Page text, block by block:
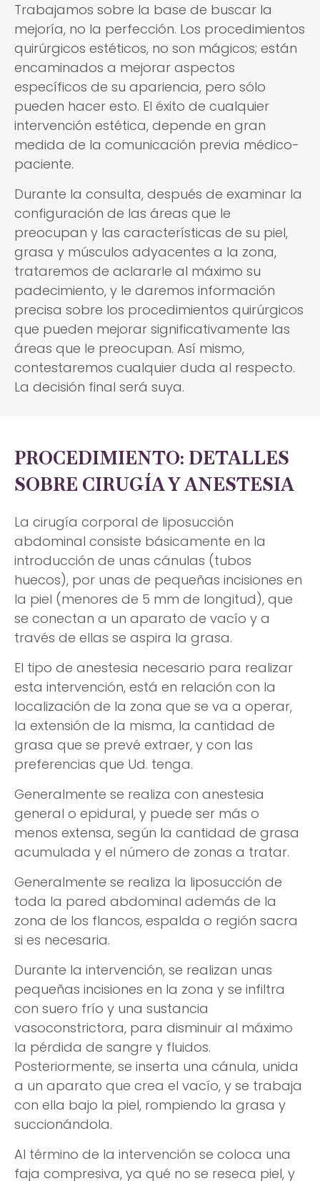
Trabajamos sobre la base de buscar la
mejoría, no la perfección. Los procedimientos
quirúrgicos estéticos, no son mágicos; están
encaminados a mejorar aspectos
específicos de su apariencia, pero sólo
pueden hacer esto. El éxito de cualquier
intervención estética, depende en gran
medida de la comunicación previa médico-
paciente.
Durante la consulta, después de examinar la
configuración de las áreas que le
preocupan y las características de su piel,
grasa y músculos adyacentes a la zona,
trataremos de aclararle al máximo su
padecimiento, y le daremos información
precisa sobre los procedimientos quirúrgicos
que pueden mejorar significativamente las
áreas que le preocupan. Así mismo,
contestaremos cualquier duda al respecto.
La decisión final será suya.
PROCEDIMIENTO: DETALLES
SOBRE CIRUGÍA Y ANESTESIA
La cirugía corporal de liposucción
abdominal consiste básicamente en la
introducción de unas cánulas (tubos
huecos), por unas de pequeñas incisiones en
la piel (menores de 5 mm de longitud), que
se conectan a un aparato de vacío y a
través de ellas se aspira la grasa.
El tipo de anestesia necesario para realizar
esta intervención, está en relación con la
localización de la zona que se va a operar,
la extensión de la misma, la cantidad de
grasa que se prevé extraer, y con las
preferencias que Ud. tenga.
Generalmente se realiza con anestesia
general o epidural, y puede ser más o
menos extensa, según la cantidad de grasa
acumulada y el número de zonas a tratar.
Generalmente se realiza la liposucción de
toda la pared abdominal además de la
zona de los flancos, espalda o región sacra
si es necesaria.
Durante la intervención, se realizan unas
pequeñas incisiones en la zona y se infiltra
con suero frío y una sustancia
vasoconstrictora, para disminuir al máximo
la pérdida de sangre y fluidos.
Posteriormente, se inserta una cánula, unida
a un aparato que crea el vacío, y se trabaja
con ella bajo la piel, rompiendo la grasa y
succionándola.
Al término de la intervención se coloca una
faja compresiva, ya qué no se reseca piel, y